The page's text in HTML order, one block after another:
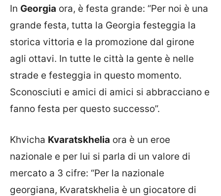
In Georgia ora, è festa grande: “Per noi è una
grande festa, tutta la Georgia festeggia la
storica vittoria e la promozione dal girone
agli ottavi. In tutte le città la gente è nelle
strade e festeggia in questo momento.
Sconosciuti e amici di amici si abbracciano e
fanno festa per questo successo”.
Khvicha Kvaratskhelia ora è un eroe
nazionale e per lui si parla di un valore di
mercato a 3 cifre: “Per la nazionale
georgiana, Kvaratskhelia è un giocatore di